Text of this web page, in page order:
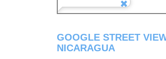
GOOGLE STREET
NICARAGUA